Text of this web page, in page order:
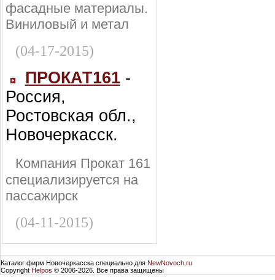
фасадные материалы.
Виниловый и метал
(04-17-2015)
ПРОКАТ161-
Россия,
Ростовская обл.,
Новочеркасск.
Компания Прокат 161
специализируется на
пассажирск
(04-11-2015)
Каталог фирм Новочеркасска специально для NewNovoch.ru
Copyright Helpos © 2006-2026. Все права защищены